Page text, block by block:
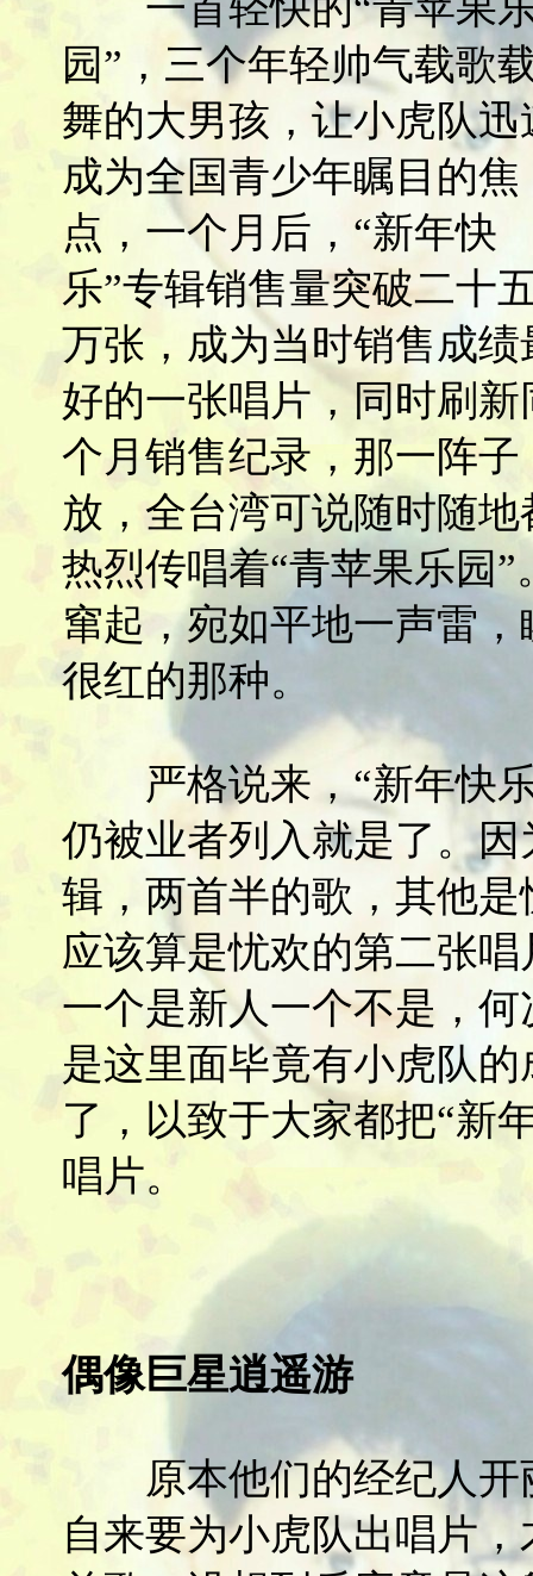
园”，三个年轻帅气载歌
舞的大男孩，让小虎队迅
成为全国青少年瞩目的焦
点，一个月后，“新年快
乐”专辑销售量突破二十
万张，成为当时销售成绩
好的一张唱片，同时刷
个月销售纪录，那一阵
放，全台湾可说随时随
热烈传唱着“青苹果乐园
窜起，宛如平地一声雷
很红的那种。
严格说来，“新年快乐
仍被业者列入就是了。
辑，两首半的歌，其他
应该算是忧欢的第二张
一个是新人一个不是，
是这里面毕竟有小虎队
了，以致于大家都把“新
唱片。
偶像巨星逍遥游
原本他们的经纪人开
自来要为小虎队出唱片